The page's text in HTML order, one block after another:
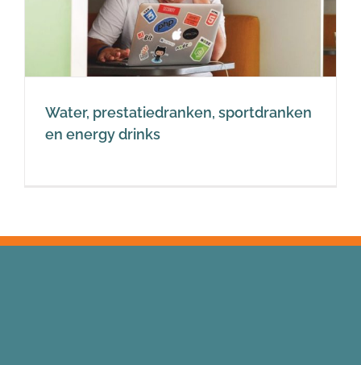
Water, prestatiedranken, sportdranken
en energy drinks